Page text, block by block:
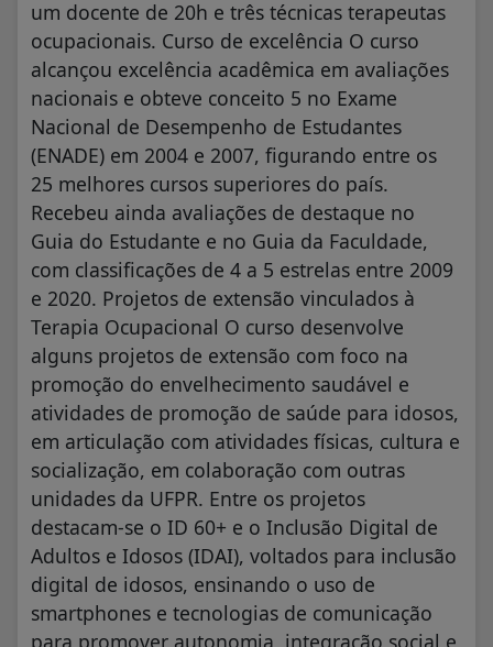
um docente de 20h e três técnicas terapeutas
ocupacionais. Curso de excelência O curso
alcançou excelência acadêmica em avaliações
nacionais e obteve conceito 5 no Exame
Nacional de Desempenho de Estudantes
(ENADE) em 2004 e 2007, figurando entre os
25 melhores cursos superiores do país.
Recebeu ainda avaliações de destaque no
Guia do Estudante e no Guia da Faculdade,
com classificações de 4 a 5 estrelas entre 2009
e 2020. Projetos de extensão vinculados à
Terapia Ocupacional O curso desenvolve
alguns projetos de extensão com foco na
promoção do envelhecimento saudável e
atividades de promoção de saúde para idosos,
em articulação com atividades físicas, cultura e
socialização, em colaboração com outras
unidades da UFPR. Entre os projetos
destacam-se o ID 60+ e o Inclusão Digital de
Adultos e Idosos (IDAI), voltados para inclusão
digital de idosos, ensinando o uso de
smartphones e tecnologias de comunicação
para promover autonomia, integração social e